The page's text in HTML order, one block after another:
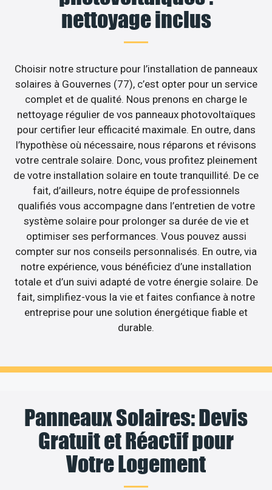
nettoyage inclus
Choisir notre structure pour l’installation de panneaux
solaires à Gouvernes (77), c’est opter pour un service
complet et de qualité. Nous prenons en charge le
nettoyage régulier de vos panneaux photovoltaïques
pour certifier leur efficacité maximale. En outre, dans
l’hypothèse où nécessaire, nous réparons et révisons
votre centrale solaire. Donc, vous profitez pleinement
de votre installation solaire en toute tranquillité. De ce
fait, d’ailleurs, notre équipe de professionnels
qualifiés vous accompagne dans l’entretien de votre
système solaire pour prolonger sa durée de vie et
optimiser ses performances. Vous pouvez aussi
compter sur nos conseils personnalisés. En outre, via
notre expérience, vous bénéficiez d’une installation
totale et d’un suivi adapté de votre énergie solaire. De
fait, simplifiez-vous la vie et faites confiance à notre
entreprise pour une solution énergétique fiable et
durable.
Panneaux Solaires: Devis
Gratuit et Réactif pour
Votre Logement